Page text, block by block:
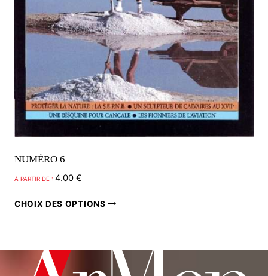
du
produit
NUMÉRO 6
À PARTIR DE : 4.00 €
CHOIX DES OPTIONS
plusieurs
variations.